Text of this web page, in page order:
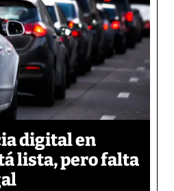
digital en
lista, pero falta